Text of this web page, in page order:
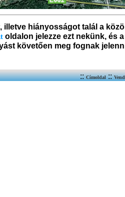
illetve hiányosságot talál a
oldalon jelezze ezt nekünk, és
követően meg fognak
::Címoldal::